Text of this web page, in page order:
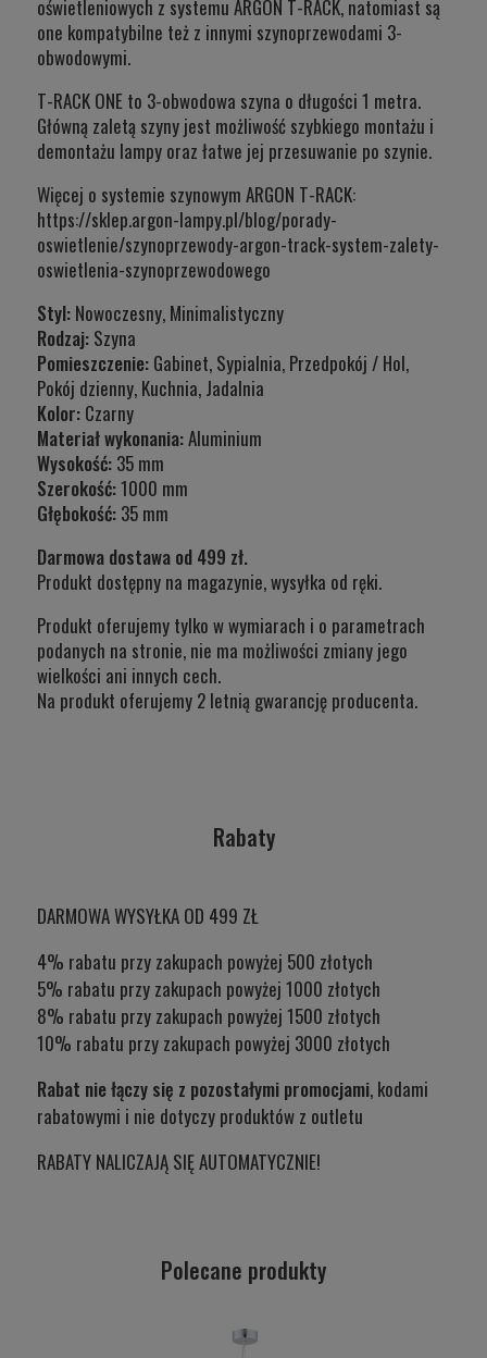
oświetleniowych z systemu ARGON T-RACK, natomiast są
one kompatybilne też z innymi szynoprzewodami 3-
obwodowymi.
T-RACK ONE to 3-obwodowa szyna o długości 1 metra.
Główną zaletą szyny jest możliwość szybkiego montażu i
demontażu lampy oraz łatwe jej przesuwanie po szynie.
Więcej o systemie szynowym ARGON T-RACK:
https://sklep.argon-lampy.pl/blog/porady-
oswietlenie/szynoprzewody-argon-track-system-zalety-
oswietlenia-szynoprzewodowego
Styl: Nowoczesny, Minimalistyczny
Rodzaj: Szyna
Pomieszczenie: Gabinet, Sypialnia, Przedpokój / Hol,
Pokój dzienny, Kuchnia, Jadalnia
Kolor: Czarny
Materiał wykonania:Aluminium
Wysokość: 35 mm
Szerokość:1000 mm
Głębokość: 35 mm
Darmowa dostawa od 499 zł.
Produkt dostępny na magazynie, wysyłka od ręki.
Produkt oferujemy tylko w wymiarach i o parametrach
podanych na stronie, nie ma możliwości zmiany jego
wielkości ani innych cech.
Na produkt oferujemy 2 letnią gwarancję producenta.
Rabaty
DARMOWA WYSYŁKA OD 499 ZŁ
4% rabatu przy zakupach powyżej 500 złotych
5% rabatu przy zakupach powyżej 1000 złotych
8% rabatu przy zakupach powyżej 1500 złotych
10% rabatu przy zakupach powyżej 3000 złotych
Rabat nie łączy się z pozostałymi promocjami, kodami
rabatowymi i nie dotyczy produktów z outletu
RABATY NALICZAJĄ SIĘ AUTOMATYCZNIE!
Polecane produkty